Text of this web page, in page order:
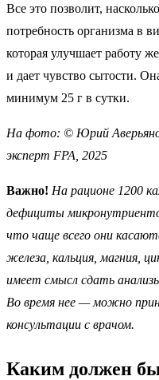
Все это позволит,
потребность организма в
которая улучшает работу
и дает чувство сытости.
минимум 25 г в сутки.
На фото: © Юрий
эксперт FPA, 2025
Важно! На рационе 1200
дефициты
что чаще всего они
железа, кальция, магния,
имеет смысл сдать
Во время нее — можно
консультации с врачом.
Каким должен